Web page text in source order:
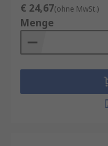
Materialien
gewährleistet.
versilberte
Oxidation.
Vielseitigkeit:
verschiedenen
€ 24,67(ohne MwSt.)
Menge